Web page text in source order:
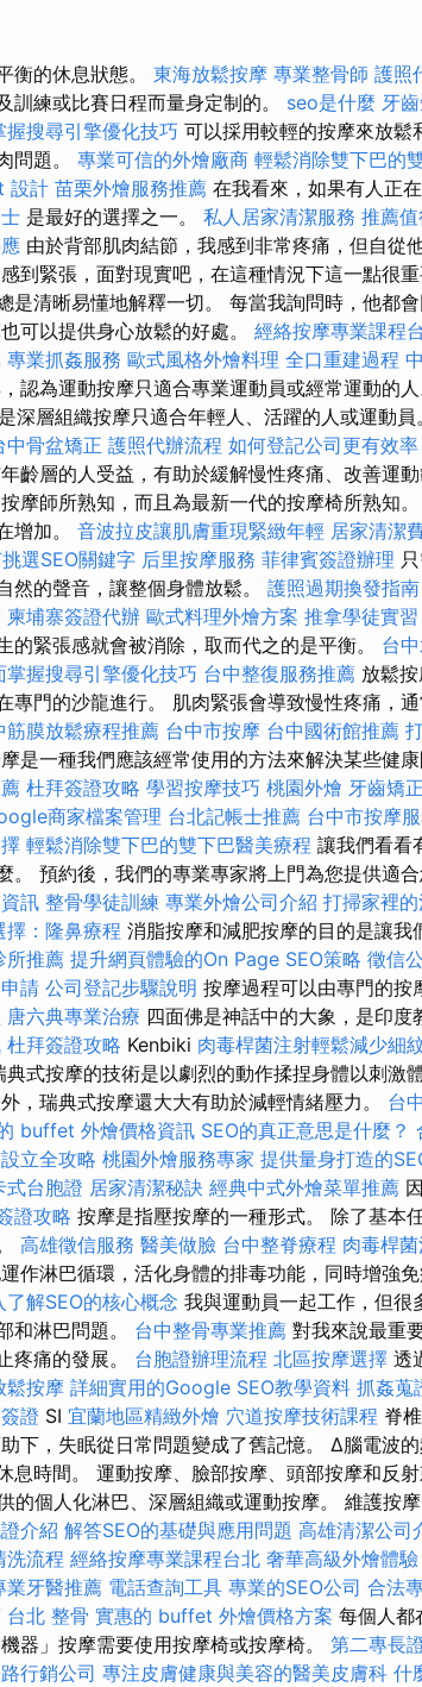
衡的休息狀態。 東海放鬆按摩 專業整骨師 護照
訓練或比賽日程而量身定制的。 seo是什麼 牙
握搜尋引擎優化技巧 可以採用較輕的按摩來放鬆
問題。 專業可信的外燴廠商 輕鬆消除雙下巴的
設計 苗栗外燴服務推薦 在我看來，如果有人正
是最好的選擇之一。 私人居家清潔服務 推薦
由於背部肌肉結節，我感到非常疼痛，但自從
到緊張，面對現實吧，在這種情況下這一點很
是清晰易懂地解釋一切。 每當我詢問時，他都
可以提供身心放鬆的好處。 經絡按摩專業課程
專業抓姦服務 歐式風格外燴料理 全口重建過程
認為運動按摩只適合專業運動員或經常運動的人
深層組織按摩只適合年輕人、活躍的人或運動員
中骨盆矯正 護照代辦流程 如何登記公司更有效率
齡層的人受益，有助於緩解慢性疼痛、改善運
摩師所熟知，而且為最新一代的按摩椅所熟知
增加。 音波拉皮讓肌膚重現緊緻年輕 居家清潔
選SEO關鍵字 后里按摩服務 菲律賓簽證辦理
然的聲音，讓整個身體放鬆。 護照過期換發指南
柬埔寨簽證代辦 歐式料理外燴方案 推拿學徒實習
的緊張感就會被消除，取而代之的是平衡。 台
掌握搜尋引擎優化技巧 台中整復服務推薦 放鬆
專門的沙龍進行。 肌肉緊張會導致慢性疼痛，
筋膜放鬆療程推薦 台中市按摩 台中國術館推薦
是一種我們應該經常使用的方法來解決某些健
杜拜簽證攻略 學習按摩技巧 桃園外燴 牙齒矯正
商家檔案管理 台北記帳士推薦 台中市按摩
輕鬆消除雙下巴的雙下巴醫美療程 讓我們看看
。 預約後，我們的專業專家將上門為您提供適合
訊 整骨學徒訓練 專業外燴公司介紹 打掃家裡
擇：隆鼻療程 消脂按摩和減肥按摩的目的是讓我
所推薦 提升網頁體驗的On Page SEO策略 徵信
請 公司登記步驟說明 按摩過程可以由專門的按
唐六典專業治療 四面佛是神話中的大象，是印
杜拜簽證攻略 Kenbiki 肉毒桿菌注射輕鬆減少細
典式按摩的技術是以劇烈的動作揉捏身體以刺激
，瑞典式按摩還大大有助於減輕情緒壓力。 台
buffet 外燴價格資訊 SEO的真正意思是什麼？
立全攻略 桃園外燴服務專家 提供量身打造的
式台胞證 居家清潔秘訣 經典中式外燴菜單推薦
證攻略 按摩是指壓按摩的一種形式。 除了基本
高雄徵信服務 醫美做臉 台中整脊療程 肉毒桿
作淋巴循環，活化身體的排毒功能，同時增強免
了解SEO的核心概念 我與運動員一起工作，但很
和淋巴問題。 台中整骨專業推薦 對我來說最重
疼痛的發展。 台胞證辦理流程 北區按摩選擇 透
鬆按摩 詳細實用的Google SEO教學資料 抓姦蒐
證 SI 宜蘭地區精緻外燴 穴道按摩技術課程 脊
下，失眠從日常問題變成了舊記憶。 Δ腦電波
息時間。 運動按摩、臉部按摩、頭部按摩和反
的個人化淋巴、深層組織或運動按摩。 維護按
介紹 解答SEO的基礎與應用問題 高雄清潔公司
洗流程 經絡按摩專業課程台北 奢華高級外燴體驗
業牙醫推薦 電話查詢工具 專業的SEO公司 合法
台北 整骨 實惠的 buffet 外燴價格方案 每個人都
器」按摩需要使用按摩椅或按摩椅。 第二專長
行銷公司 專注皮膚健康與美容的醫美皮膚科 什